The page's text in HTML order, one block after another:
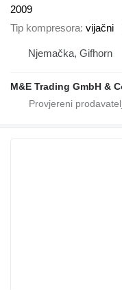
2009
Tip kompresora vijačni
Njemačka, Gifhorn
M&E Trading GmbH &